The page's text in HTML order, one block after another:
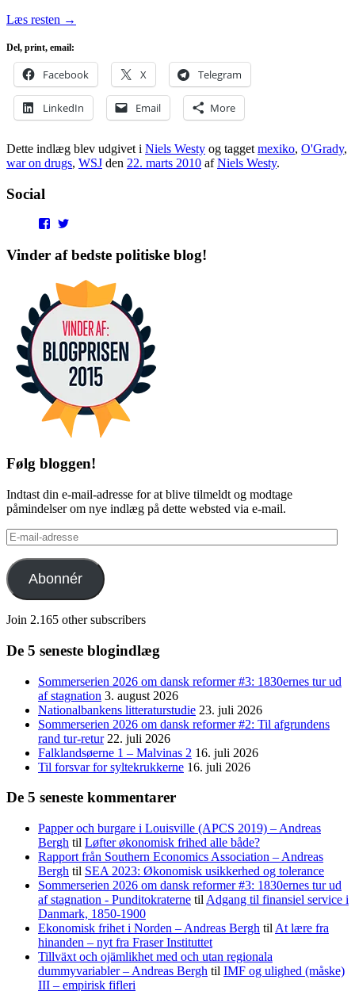
Læs resten →
Del, print, email:
Facebook X Telegram
LinkedIn Email More
Dette indlæg blev udgivet i Niels Westy og tagget mexiko, O'Grady,
war on drugs, WSJ den 22. marts 2010 afNiels Westy.
Social
View
profile
on
profile
on
Vinder af bedste politiske blog!
Følg bloggen!
Indtast din e-mail-adresse for at blive tilmeldt og modtage
påmindelser om nye indlæg på dette websted via e-mail.
E-
mail-
adresse
Abonnér
Join 2.165 other subscribers
De 5 seneste blogindlæg
Sommerserien 2026 om dansk reformer #3: 1830ernes tur ud
af stagnation 3. august 2026
Nationalbankens litteraturstudie 23. juli 2026
Sommerserien 2026 om dansk reformer #2: Til afgrundens
rand tur-retur 22. juli 2026
Falklandsøerne 1 – Malvinas 2 16. juli 2026
Til forsvar for syltekrukkerne 16. juli 2026
De 5 seneste kommentarer
Papper och burgare i Louisville (APCS 2019) – Andreas
Bergh til Løfter økonomisk frihed alle både?
Rapport från Southern Economics Association – Andreas
Bergh til SEA 2023: Økonomisk usikkerhed og tolerance
Sommerserien 2026 om dansk reformer #3: 1830ernes tur ud
af stagnation - Punditokraterne til Adgang til finansiel service i
Danmark, 1850-1900
Ekonomisk frihet i Norden – Andreas Bergh til At lære fra
hinanden – nyt fra Fraser Instituttet
Tillväxt och ojämlikhet med och utan regionala
dummyvariabler – Andreas Bergh til IMF og ulighed (måske)
III – empirisk fifleri